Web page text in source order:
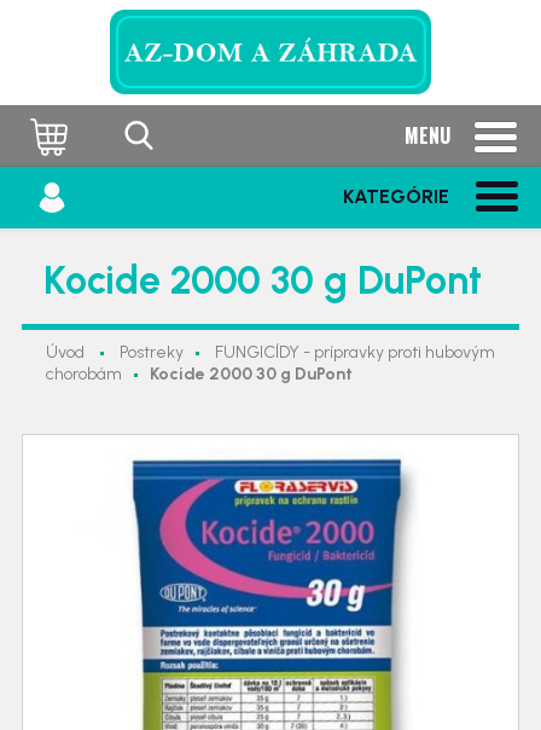
MENU
KATEGÓRIE
Kocide 2000 30 g DuPont
Úvod Postreky
FUNGICÍDY - prípravky proti hubovým
chorobám
Kocide 2000 30 g DuPont